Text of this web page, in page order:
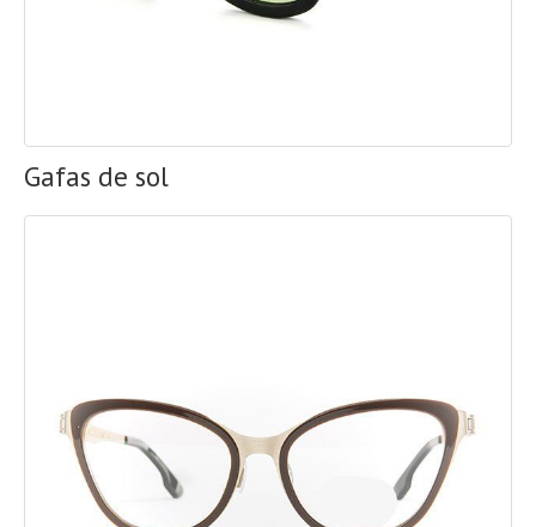
Gafas de sol